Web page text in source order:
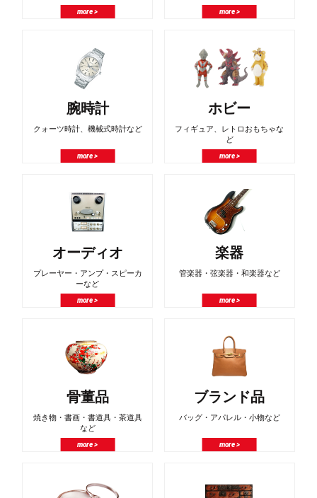
more > more >
腕時計
クォーツ時計、機械式時計など
more >
ホビー
フィギュア、レトロおもちゃな
ど
more >
オーディオ
プレーヤー・アンプ・スピーカ
ーなど
more >
楽器
管楽器・弦楽器・和楽器など
more >
骨董品
焼き物・書画・書道具・茶道具
など
more >
ブランド品
バッグ・アパレル・小物など
more >